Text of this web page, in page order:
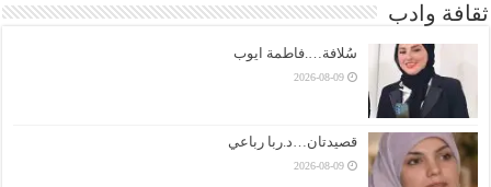
ثقافة وادب
سُلافة….فاطمة ايوب
2026-08-09
قصيدتان…د.ربا رباعي
2026-08-09